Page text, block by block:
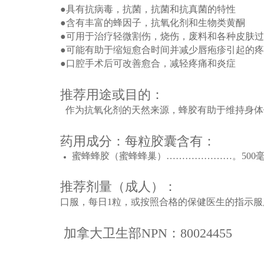
●具有抗病毒，抗菌，抗菌和抗真菌的特性
●含有丰富的蜂因子，抗氧化剂和生物类黄酮
●可用于治疗轻微割伤，烧伤，废料和各种皮肤
●可能有助于缩短愈合时间并减少唇疱疹引起的
●口腔手术后可改善愈合，减轻疼痛和炎症
推荐用途或目的：
作为抗氧化剂的天然来源，蜂胶有助于维持身
药用成分：每粒胶囊含有：
蜜蜂蜂胶（蜜蜂蜂巢）…………………。500
推荐剂量（成人）：
口服，每日1粒，或按照合格的保健医生的指示
加拿大卫生部NPN：80024455